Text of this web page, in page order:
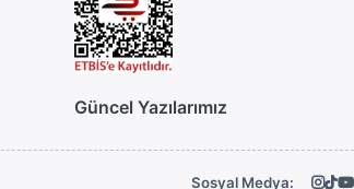
Güncel Yazılarımız
Sosyal Medya: